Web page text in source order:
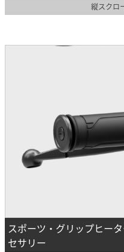
縦スクロ
スポーツ・グリップヒー
セサリー